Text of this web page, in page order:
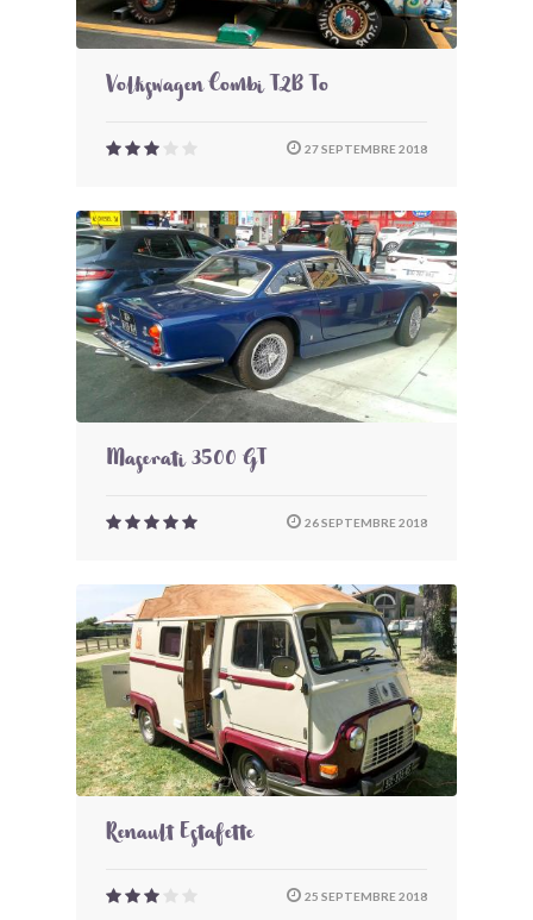
Volkswagen Combi T2B To
27 SEPTEMBRE 2018
Maserati 3500 GT
26 SEPTEMBRE 2018
Renault Estafette
25 SEPTEMBRE 2018